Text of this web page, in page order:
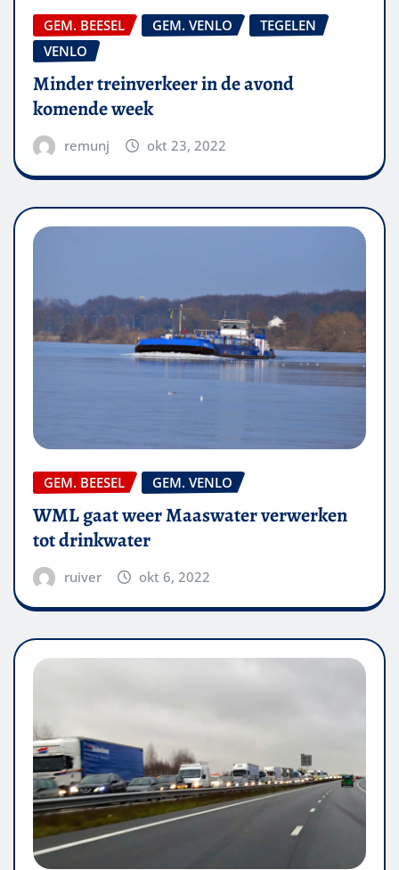
GEM. BEESEL GEM. VENLO
TEGELEN
VENLO
Minder treinverkeer in de avond
komende week
remunj okt 23, 2022
GEM. BEESEL GEM. VENLO
WML gaat weer Maaswater verwerken
tot drinkwater
ruiver okt 6, 2022